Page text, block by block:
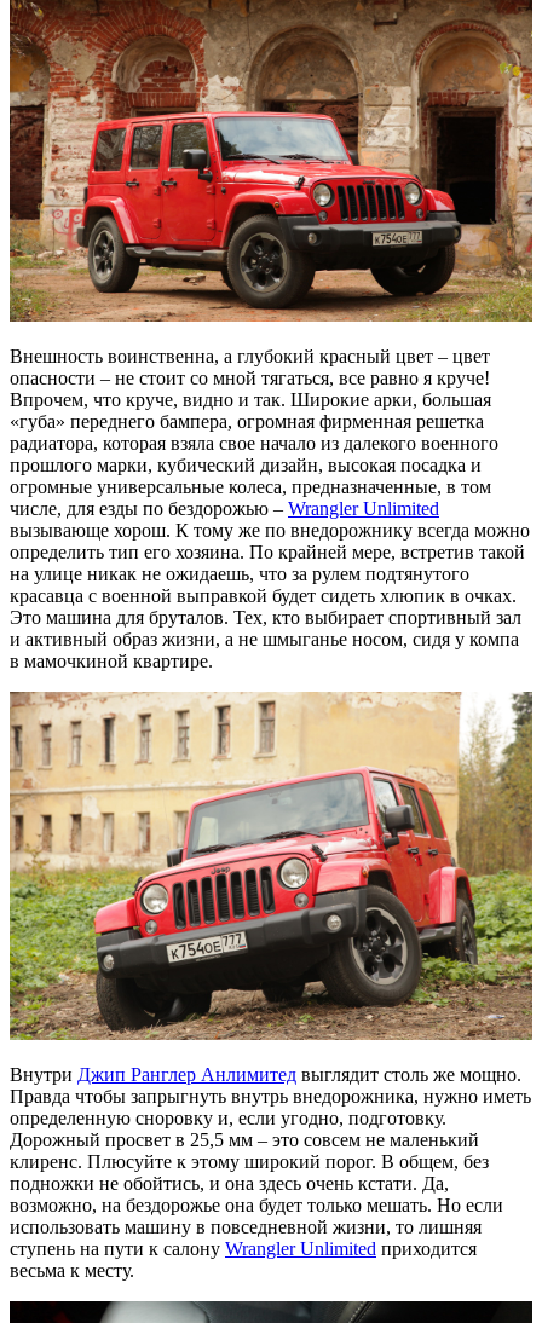
Внешность воинственна, а глубокий красный цвет – цвет
опасности – не стоит со мной тягаться, все равно я круче!
Впрочем, что круче, видно и так. Широкие арки, большая
«губа» переднего бампера, огромная фирменная решетка
радиатора, которая взяла свое начало из далекого военного
прошлого марки, кубический дизайн, высокая посадка и
огромные универсальные колеса, предназначенные, в том
числе, для езды по бездорожью – Wrangler Unlimited
вызывающе хорош. К тому же по внедорожнику всегда можно
определить тип его хозяина. По крайней мере, встретив такой
на улице никак не ожидаешь, что за рулем подтянутого
красавца с военной выправкой будет сидеть хлюпик в очках.
Это машина для бруталов. Тех, кто выбирает спортивный зал
и активный образ жизни, а не шмыганье носом, сидя у компа
в мамочкиной квартире.
Внутри Джип Ранглер Анлимитед выглядит столь же мощно.
Правда чтобы запрыгнуть внутрь внедорожника, нужно иметь
определенную сноровку и, если угодно, подготовку.
Дорожный просвет в 25,5 мм – это совсем не маленький
клиренс. Плюсуйте к этому широкий порог. В общем, без
подножки не обойтись, и она здесь очень кстати. Да,
возможно, на бездорожье она будет только мешать. Но если
использовать машину в повседневной жизни, то лишняя
ступень на пути к салону Wrangler Unlimited приходится
весьма к месту.